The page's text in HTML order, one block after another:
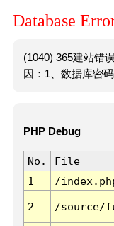
Database
(1040) 365建站错
因：1、数据库密
PHP Debug
No. File
1
/
2 /source/